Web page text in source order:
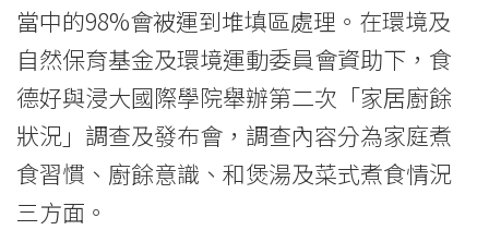
Hong
Kong
Baptist
University
當中的98%會被運到堆填區處理。在環境及
自然保育基金及環境運動委員會資助下，食
德好與浸大國際學院舉辦第二次「家居廚餘
狀況」調查及發布會，調查內容分為家庭煮
食習慣、廚餘意識、和煲湯及菜式煮食情況
三方面。